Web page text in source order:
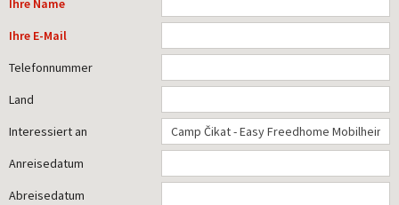
Ihre E-Mail
Telefonnummer
Land
Interessiert an
Anreisedatum
Abreisedatum